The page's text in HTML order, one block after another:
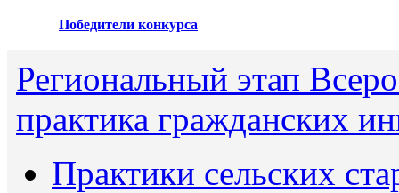
Победители конкурса
Региональный этап
практика гражданских
Практики сельских